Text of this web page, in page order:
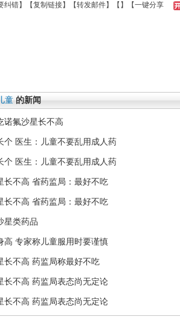
纠错】【复制链接】【转发邮件】【 】 【一键分享
童 的新闻
诺氟沙星长不高
个 医生：儿童不要乱用成人药
个 医生：儿童不要乱用成人药
长不高 省药监局：最好不吃
长不高 省药监局：最好不吃
星类药品
高 专家称儿童服用时要谨慎
长不高 药监局称最好不吃
长不高 药监局表态尚无定论
长不高 药监局表态尚无定论